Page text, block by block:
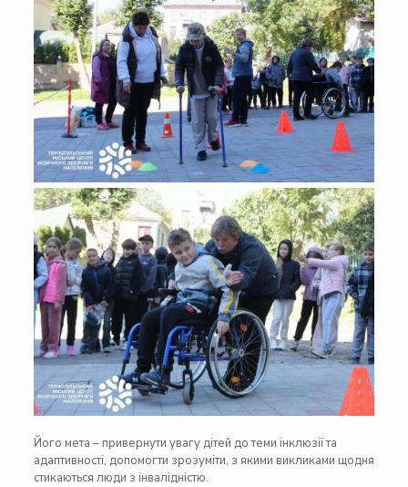
Його мета – привернути увагу дітей до теми інклюзії та
адаптивності, допомогти зрозуміти, з якими викликами щодня
стикаються люди з інвалідністю.